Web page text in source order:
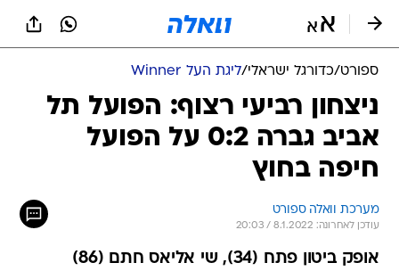
ספורט/כדורגל ישראלי/ליגת העל Winner
ניצחון רביעי רצוף: הפועל תל
אביב גברה 0:2 על הפועל
חיפה בחוץ
מערכת וואלה ספורט
עודכן לאחרונה: 8.1.2022 / 20:03
אופק ביטון פתח (34), שי אליאס חתם (86)